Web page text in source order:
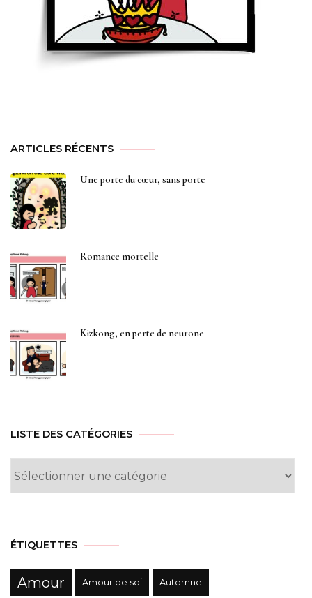
ARTICLES RÉCENTS
Une porte du cœur, sans porte
Romance mortelle
Kizkong, en perte de neurone
LISTE DES CATÉGORIES
ÉTIQUETTES
Amour Amour de soi Automne